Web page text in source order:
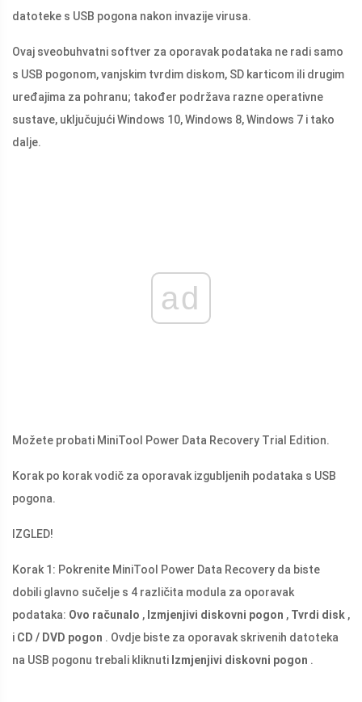
datoteke s USB pogona nakon invazije virusa.
Ovaj sveobuhvatni softver za oporavak podataka ne radi samo
s USB pogonom, vanjskim tvrdim diskom, SD karticom ili drugim
uređajima za pohranu; također podržava razne operativne
sustave, uključujući Windows 10, Windows 8, Windows 7 i tako
dalje.
ad
Možete probati MiniTool Power Data Recovery Trial Edition.
Korak po korak vodič za oporavak izgubljenih podataka s USB
pogona.
IZGLED!
Korak 1: Pokrenite MiniTool Power Data Recovery da biste
dobili glavno sučelje s 4 različita modula za oporavak
podataka: Ovo računalo , Izmjenjivi diskovni pogon , Tvrdi disk ,
i CD / DVD pogon . Ovdje biste za oporavak skrivenih datoteka
na USB pogonu trebali kliknuti Izmjenjivi diskovni pogon .